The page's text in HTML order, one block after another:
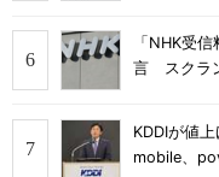
「NHK受
言 スクラ
KDDIが値
mobile、